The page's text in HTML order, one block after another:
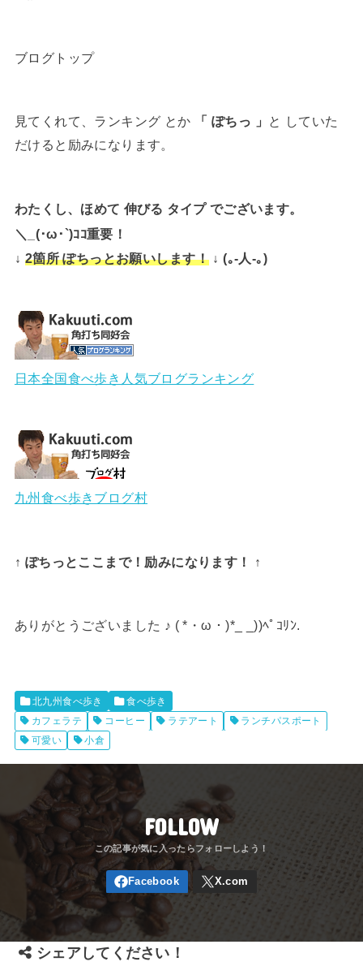
ブログトップ
見てくれて、ランキング とか 「 ぽちっ 」
と していた
だけると励みになります。
わたくし、ほめて 伸びる タイプ でございます。
＼_(･ω･`)ｺｺ重要！
↓ 2箇所 ぽちっとお願いします！↓ (｡-人-｡)
日本全国食べ歩き人気ブログランキング
九州食べ歩きブログ村
↑ ぽちっとここまで！励みになります！ ↑
ありがとうございました ♪ ( *・ω・)*_ _))ﾍﾟｺﾘﾝ.
北九州食べ歩き
食べ歩き
カフェラテ
コーヒー ラテアート
ランチパスポート
可愛い
小倉
FOLLOW
シェアしてください！